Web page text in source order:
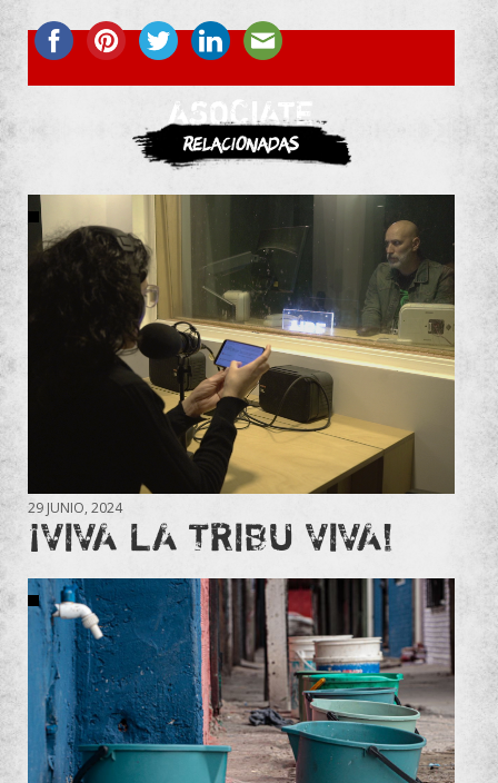
ASOCIATE
Relacionadas
29 JUNIO, 2024
¡VIVA LA TRIBU VIVA!